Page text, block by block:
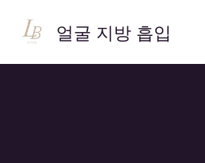
로
얼굴 지방 흡입